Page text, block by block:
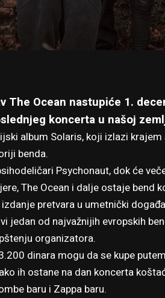
The Ocean nastupiće 1.
koncerta u našoj
album Solaris, koji izlazi
benda.
Psychonaut, dok će
The Ocean i dalje ostaje bend
pretvara u umetnički
jedan od najvažnijih evropskih
organizatora.
dinara mogu da se kupe
ih ostane na dan koncerta
baru i Zappa baru.